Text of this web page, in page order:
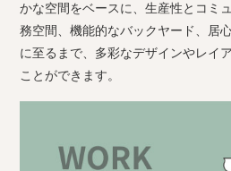
かな空間をベースに、生産性とコミ
務空間、機能的なバックヤード、居
に至るまで、多彩なデザインやレイ
ことができます。